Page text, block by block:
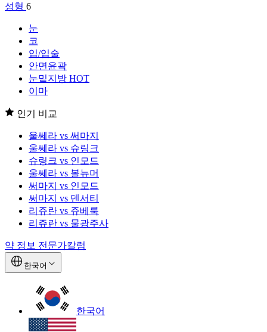
성형 6
눈
코
입/입술
안면윤곽
눈밑지방 HOT
이마
인기 비교
울쎄라 vs 써마지
울쎄라 vs 슈링크
슈링크 vs 인모드
울쎄라 vs 볼뉴머
써마지 vs 인모드
써마지 vs 덴서티
리쥬란 vs 쥬베룩
리쥬란 vs 물광주사
약 정보 전문가칼럼
한국어
한국어